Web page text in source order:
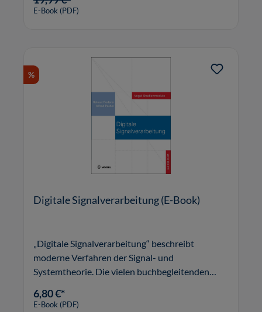
E-Book (PDF)
%
Digitale Signalverarbeitung (E-Book)
„Digitale Signalverarbeitung“ beschreibt
moderne Verfahren der Signal- und
Systemtheorie. Die vielen buchbegleitenden
schwierigen mathematischen Zusammenhänge
6,80 €*
E-Book (PDF)